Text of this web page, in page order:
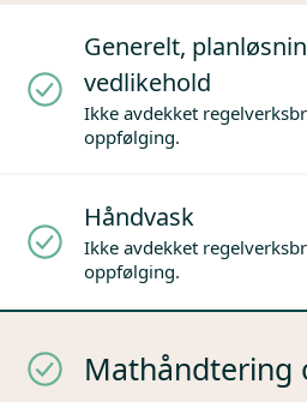
Generelt,
vedlikehold
Ikke avdekket
oppfølging.
Håndvask
Ikke avdekket
oppfølging.
Mathåndtering